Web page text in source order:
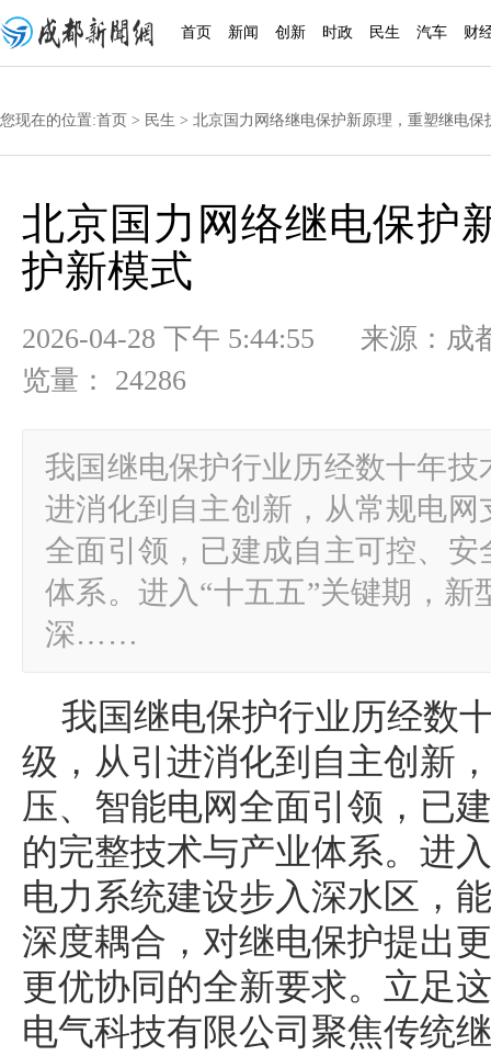
首页 新闻 创新 时政 民生 汽车 财
您现在的位置:首页 > 民生 > 北京国力网络继电保护新原理，重塑继电保
北京国力网络继电保护
护新模式
2026-04-28 下午 5:44:55 来源：
览量： 24286
我国继电保护行业历经数十年
进消化到自主创新，从常规电
全面引领，已建成自主可控、
体系。进入“十五五”关键期，新
深……
我国继电保护行业历经数
级，从引进消化到自主创新
压、智能电网全面引领，已
的完整技术与产业体系。进
电力系统建设步入深水区，
深度耦合，对继电保护提出
更优协同的全新要求。立足
电气科技有限公司聚焦传统